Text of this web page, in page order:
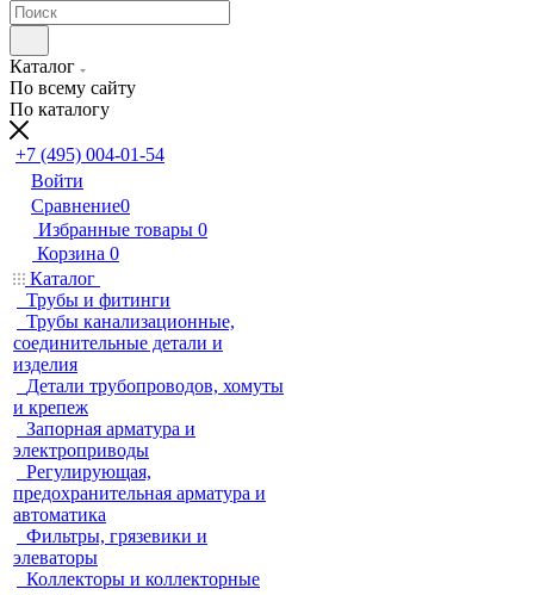
Каталог
По всему сайту
По каталогу
+7 (495) 004-01-54
Войти
Сравнение0
Избранные товары 0
Корзина 0
Каталог
Трубы и фитинги
Трубы канализационные,
соединительные детали и
изделия
Детали трубопроводов, хомуты
и крепеж
Запорная арматура и
электроприводы
Регулирующая,
предохранительная арматура и
автоматика
Фильтры, грязевики и
элеваторы
Коллекторы и коллекторные